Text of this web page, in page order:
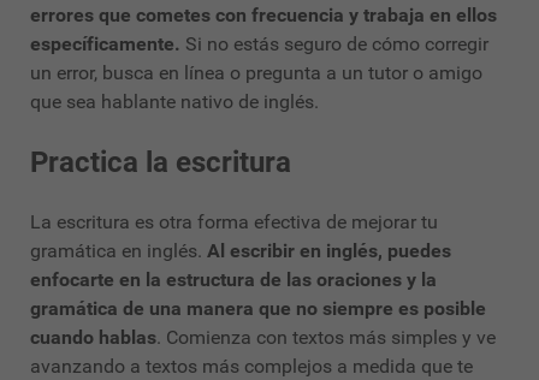
errores que cometes con frecuencia y trabaja en ellos
específicamente. Si no estás seguro de cómo corregir
un error, busca en línea o pregunta a un tutor o amigo
que sea hablante nativo de inglés.
Practica la escritura
La escritura es otra forma efectiva de mejorar tu
gramática en inglés. Al escribir en inglés, puedes
enfocarte en la estructura de las oraciones y la
gramática de una manera que no siempre es posible
cuando hablas. Comienza con textos más simples y ve
avanzando a textos más complejos a medida que te